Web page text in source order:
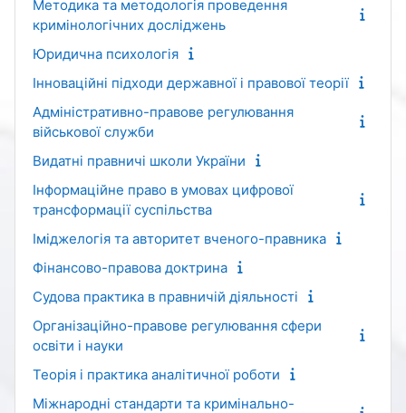
Методика та методологія проведення
кримінологічних досліджень
Юридична психологія
Інноваційні підходи державної і правової теорії
Адміністративно-правове регулювання
військової служби
Видатні правничі школи України
Інформаційне право в умовах цифрової
трансформації суспільства
Іміджелогія та авторитет вченого-правника
Фінансово-правова доктрина
Судова практика в правничій діяльності
Організаційно-правове регулювання сфери
освіти і науки
Теорія і практика аналітичної роботи
Міжнародні стандарти та кримінально-